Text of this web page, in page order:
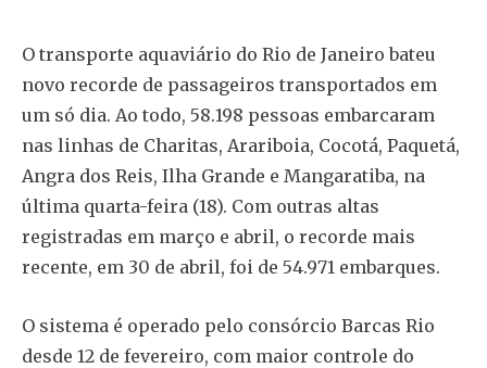
O transporte aquaviário do Rio de Janeiro bateu
novo recorde de passageiros transportados em
um só dia. Ao todo, 58.198 pessoas embarcaram
nas linhas de Charitas, Arariboia, Cocotá, Paquetá,
Angra dos Reis, Ilha Grande e Mangaratiba, na
última quarta-feira (18). Com outras altas
registradas em março e abril, o recorde mais
recente, em 30 de abril, foi de 54.971 embarques.
O sistema é operado pelo consórcio Barcas Rio
desde 12 de fevereiro, com maior controle do